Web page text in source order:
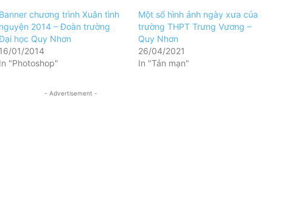
Banner chương trình Xuân tình
nguyện 2014 – Đoàn trường
học Quy Nhơn
16/01/2014
In "Photoshop"
Một số hình ảnh ngày xưa của
trường THPT Trưng Vương –
Quy Nhơn
26/04/2021
In "Tản mạn"
- Advertisement -